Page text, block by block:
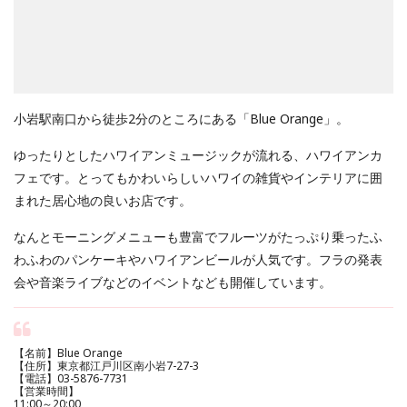
小岩駅南口から徒歩2分のところにある「Blue Orange」。
ゆったりとしたハワイアンミュージックが流れる、ハワイアンカ
フェです。とってもかわいらしいハワイの雑貨やインテリアに囲
まれた居心地の良いお店です。
なんとモーニングメニューも豊富でフルーツがたっぷり乗ったふ
わふわのパンケーキやハワイアンビールが人気です。フラの発表
会や音楽ライブなどのイベントなども開催しています。
【名前】Blue Orange
【住所】東京都江戸川区南小岩7-27-3
【電話】03-5876-7731
【営業時間】
11:00～20:00